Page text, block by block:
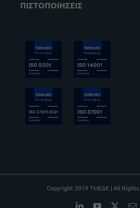
ΠΙΣΤΟΠΟΙΗΣΕΙΣ
Copyright 2019 ΤΜΕΔΕ | All Rights
LinkedInYouTube